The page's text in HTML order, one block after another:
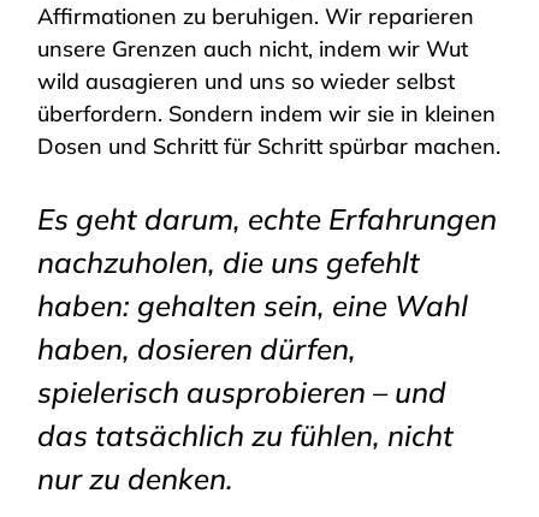
Affirmationen zu beruhigen. Wir reparieren
unsere Grenzen auch nicht, indem wir Wut
wild ausagieren und uns so wieder selbst
überfordern. Sondern indem wir sie in kleinen
Dosen und Schritt für Schritt spürbar machen.
Es geht darum, echte Erfahrungen
nachzuholen, die uns gefehlt
haben: gehalten sein, eine Wahl
haben, dosieren dürfen,
spielerisch ausprobieren – und
das tatsächlich zu fühlen, nicht
nur zu denken.